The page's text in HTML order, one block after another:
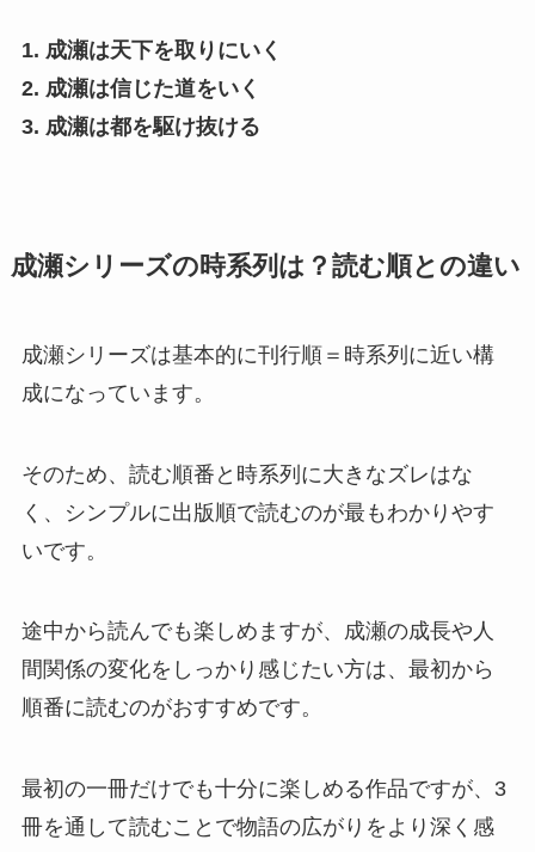
1. 成瀬は天下を取りにいく
2. 成瀬は信じた道をいく
3. 成瀬は都を駆け抜ける
成瀬シリーズの時系列は？読む順との違い
成瀬シリーズは基本的に刊行順＝時系列に近い構
成になっています。
そのため、読む順番と時系列に大きなズレはな
く、シンプルに出版順で読むのが最もわかりやす
いです。
途中から読んでも楽しめますが、成瀬の成長や人
間関係の変化をしっかり感じたい方は、最初から
順番に読むのがおすすめです。
最初の一冊だけでも十分に楽しめる作品ですが、3
冊を通して読むことで物語の広がりをより深く感